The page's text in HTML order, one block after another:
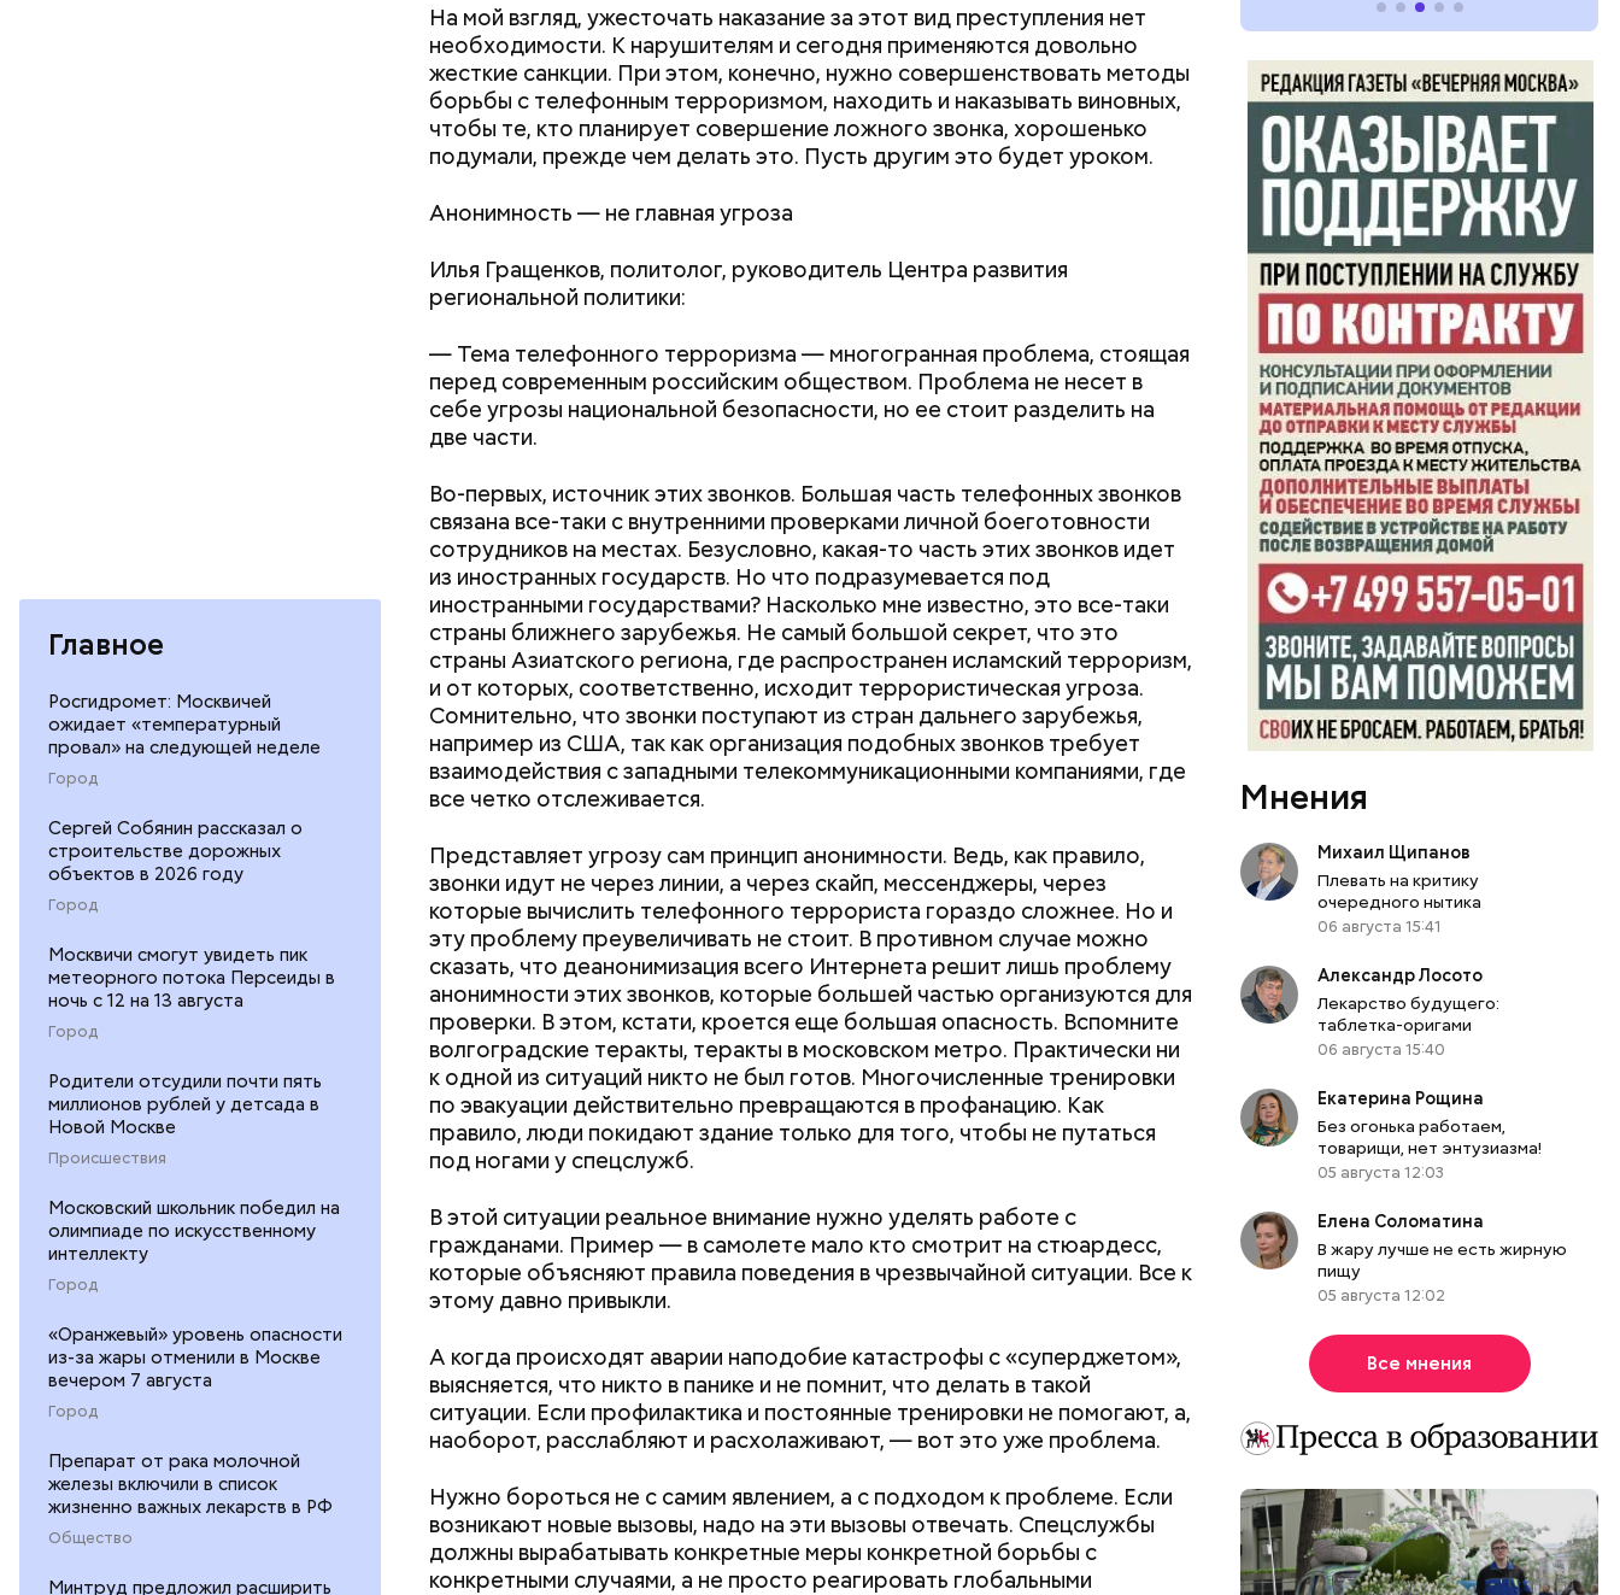
Главное
Росгидромет: Москвичей
ожидает «температурный
провал» на следующей неделе
Город
Сергей Собянин рассказал о
строительстве дорожных
объектов в 2026 году
Город
Москвичи смогут увидеть пик
метеорного потока Персеиды в
ночь с 12 на 13 августа
Город
Родители отсудили почти пять
миллионов рублей у детсада в
Новой Москве
Происшествия
Московский школьник победил на
олимпиаде по искусственному
интеллекту
Город
«Оранжевый» уровень опасности
из-за жары отменили в Москве
вечером 7 августа
Город
Препарат от рака молочной
железы включили в список
жизненно важных лекарств в РФ
Общество
Минтруд предложил расширить
На мой взгляд, ужесточать наказание за этот вид преступления нет
необходимости. К нарушителям и сегодня применяются довольно
жесткие санкции. При этом, конечно, нужно совершенствовать методы
борьбы с телефонным терроризмом, находить и наказывать виновных,
чтобы те, кто планирует совершение ложного звонка, хорошенько
подумали, прежде чем делать это. Пусть другим это будет уроком.
Анонимность — не главная угроза
Илья Гращенков, политолог, руководитель Центра развития
региональной политики:
— Тема телефонного терроризма — многогранная проблема, стоящая
перед современным российским обществом. Проблема не несет в
себе угрозы национальной безопасности, но ее стоит разделить на
две части.
Во-первых, источник этих звонков. Большая часть телефонных звонков
связана все-таки с внутренними проверками личной боеготовности
сотрудников на местах. Безусловно, какая-то часть этих звонков идет
из иностранных государств. Но что подразумевается под
иностранными государствами? Насколько мне известно, это все-таки
страны ближнего зарубежья. Не самый большой секрет, что это
страны Азиатского региона, где распространен исламский терроризм,
и от которых, соответственно, исходит террористическая угроза.
Сомнительно, что звонки поступают из стран дальнего зарубежья,
например из США, так как организация подобных звонков требует
взаимодействия с западными телекоммуникационными компаниями, где
все четко отслеживается.
Представляет угрозу сам принцип анонимности. Ведь, как правило,
звонки идут не через линии, а через скайп, мессенджеры, через
которые вычислить телефонного террориста гораздо сложнее. Но и
эту проблему преувеличивать не стоит. В противном случае можно
сказать, что деанонимизация всего Интернета решит лишь проблему
анонимности этих звонков, которые большей частью организуются для
проверки. В этом, кстати, кроется еще большая опасность. Вспомните
волгоградские теракты, теракты в московском метро. Практически ни
к одной из ситуаций никто не был готов. Многочисленные тренировки
по эвакуации действительно превращаются в профанацию. Как
правило, люди покидают здание только для того, чтобы не путаться
под ногами у спецслужб.
В этой ситуации реальное внимание нужно уделять работе с
гражданами. Пример — в самолете мало кто смотрит на стюардесс,
которые объясняют правила поведения в чрезвычайной ситуации. Все к
этому давно привыкли.
А когда происходят аварии наподобие катастрофы с «суперджетом»,
выясняется, что никто в панике и не помнит, что делать в такой
ситуации. Если профилактика и постоянные тренировки не помогают, а,
наоборот, расслабляют и расхолаживают, — вот это уже проблема.
Нужно бороться не с самим явлением, а с подходом к проблеме. Если
возникают новые вызовы, надо на эти вызовы отвечать. Спецслужбы
должны вырабатывать конкретные меры конкретной борьбы с
конкретными случаями, а не просто реагировать глобальными
Мнения
Михаил Щипанов
Плевать на критику
очередного нытика
06 августа 15:41
Александр Лосото
Лекарство будущего:
таблетка-оригами
06 августа 15:40
Екатерина Рощина
Без огонька работаем,
товарищи, нет энтузиазма!
05 августа 12:03
Елена Соломатина
В жару лучше не есть жирную
пищу
05 августа 12:02
Все мнения